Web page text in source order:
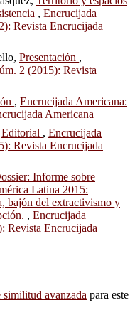
, Encrucijada
Revista Encrucijada
Presentación ,
2 (2015): Revista
, Encrucijada Americana:
Americana
Editorial , Encrucijada
Revista Encrucijada
Informe sobre
Latina 2015:
bajón del extractivismo y
, Encrucijada
Revista Encrucijada
avanzada para este